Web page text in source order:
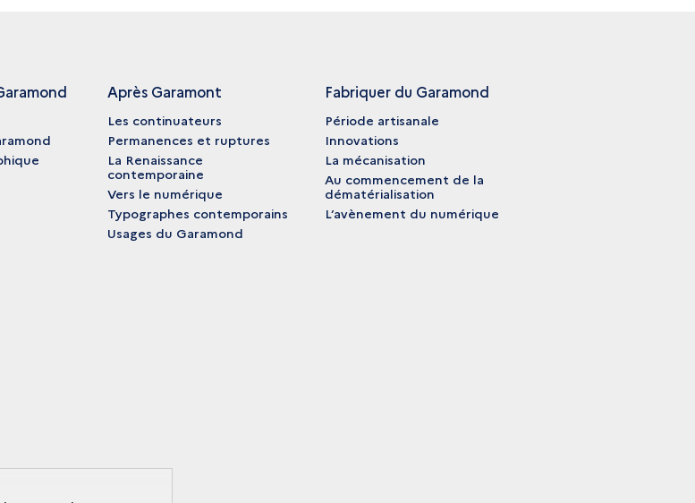
Après Garamont
Les continuateurs
Permanences et ruptures
La Renaissance
contemporaine
Vers le numérique
Typographes contemporains
Usages du Garamond
Fabriquer du Garamond
Période artisanale
Innovations
La mécanisation
Au commencement de la
dématérialisation
L’avènement du numérique